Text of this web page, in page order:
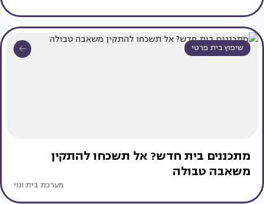
שיפוץ בית פרטי
מתכננים בית חדש? אל תשכחו להתקין
משאבה טבולה
מערכת בית ונוי